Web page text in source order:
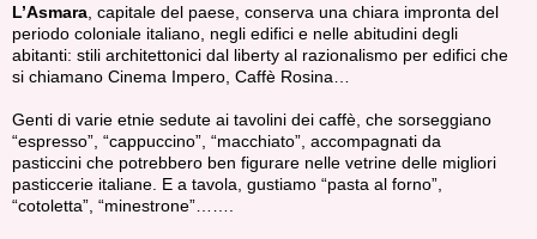
L’Asmara , capitale del paese, conserva una chiara impronta del
periodo coloniale italiano, negli edifici e nelle abitudini degli
abitanti: stili architettonici dal liberty al razionalismo per edifici che
si chiamano Cinema Impero, Caffè Rosina…
Genti di varie etnie sedute ai tavolini dei caffè, che sorseggiano
“espresso”, “cappuccino”, “macchiato”, accompagnati da
pasticcini che potrebbero ben figurare nelle vetrine delle migliori
pasticcerie italiane. E a tavola, gustiamo “pasta al forno”,
“cotoletta”, “minestrone”…….